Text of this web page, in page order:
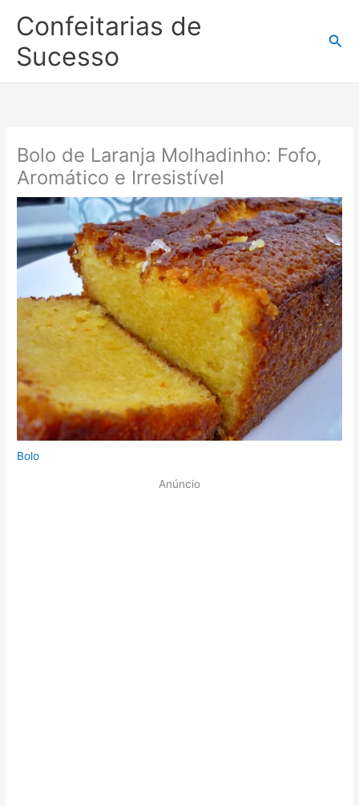
para
conteúdo
Confeitarias de
Sucesso
Bolo de Laranja Molhadinho: Fofo,
Aromático e Irresistível
Bolo
Anúncio